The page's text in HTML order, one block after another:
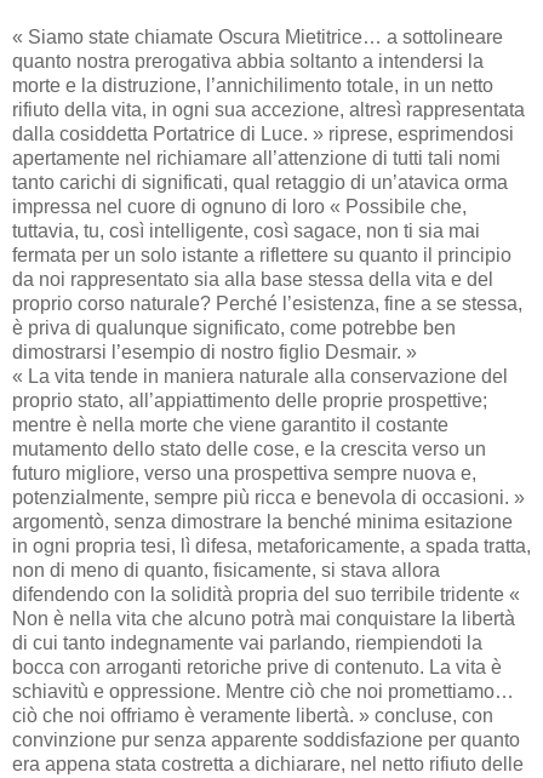
« Siamo state chiamate Oscura Mietitrice… a sottolineare
quanto nostra prerogativa abbia soltanto a intendersi la
morte e la distruzione, l’annichilimento totale, in un netto
rifiuto della vita, in ogni sua accezione, altresì rappresentata
dalla cosiddetta Portatrice di Luce. » riprese, esprimendosi
apertamente nel richiamare all’attenzione di tutti tali nomi
tanto carichi di significati, qual retaggio di un’atavica orma
impressa nel cuore di ognuno di loro « Possibile che,
tuttavia, tu, così intelligente, così sagace, non ti sia mai
fermata per un solo istante a riflettere su quanto il principio
da noi rappresentato sia alla base stessa della vita e del
proprio corso naturale? Perché l’esistenza, fine a se stessa,
è priva di qualunque significato, come potrebbe ben
dimostrarsi l’esempio di nostro figlio Desmair. »
« La vita tende in maniera naturale alla conservazione del
proprio stato, all’appiattimento delle proprie prospettive;
mentre è nella morte che viene garantito il costante
mutamento dello stato delle cose, e la crescita verso un
futuro migliore, verso una prospettiva sempre nuova e,
potenzialmente, sempre più ricca e benevola di occasioni. »
argomentò, senza dimostrare la benché minima esitazione
in ogni propria tesi, lì difesa, metaforicamente, a spada tratta,
non di meno di quanto, fisicamente, si stava allora
difendendo con la solidità propria del suo terribile tridente «
Non è nella vita che alcuno potrà mai conquistare la libertà
di cui tanto indegnamente vai parlando, riempiendoti la
bocca con arroganti retoriche prive di contenuto. La vita è
schiavitù e oppressione. Mentre ciò che noi promettiamo…
ciò che noi offriamo è veramente libertà. » concluse, con
convinzione pur senza apparente soddisfazione per quanto
era appena stata costretta a dichiarare, nel netto rifiuto delle